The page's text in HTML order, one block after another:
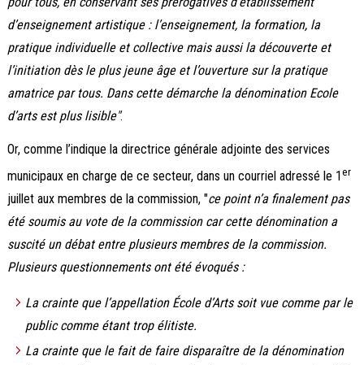
d’enseignement artistique : l’enseignement, la formation, la
pratique individuelle et collective mais aussi la découverte et
l’initiation dès le plus jeune âge et l’ouverture sur la pratique
amatrice par tous. Dans cette démarche la dénomination Ecole
d’arts est plus lisible".
Or, comme l’indique la directrice générale adjointe des services
municipaux en charge de ce secteur, dans un courriel adressé le 1er
juillet aux membres de la commission, "ce point n’a finalement pas
été soumis au vote de la commission car cette dénomination a
suscité un débat entre plusieurs membres de la commission.
Plusieurs questionnements ont été évoqués :
La crainte que l’appellation École d’Arts soit vue comme par le
public comme étant trop élitiste.
La crainte que le fait de faire disparaître de la dénomination